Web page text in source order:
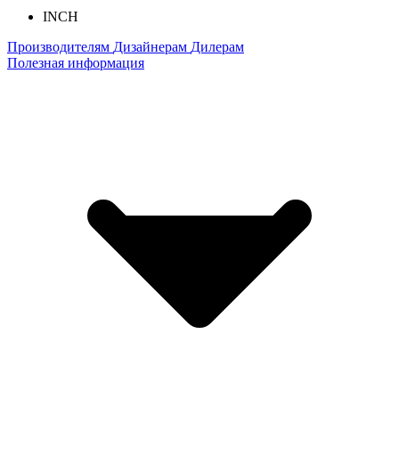
INCH
Производителям Дизайнерам Дилерам
Полезная информация